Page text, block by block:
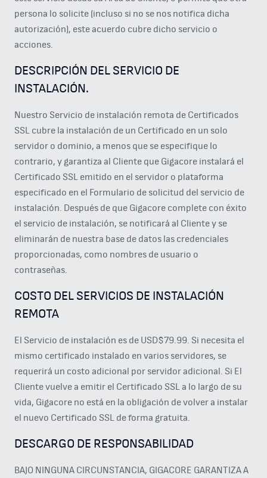
persona lo solicite (incluso si no se nos notifica dicha
autorización), este acuerdo cubre dicho servicio o
acciones.
DESCRIPCIÓN DEL SERVICIO DE
INSTALACIÓN.
Nuestro Servicio de instalación remota de Certificados
SSL cubre la instalación de un Certificado en un solo
servidor o dominio, a menos que se especifique lo
contrario, y garantiza al Cliente que Gigacore instalará el
Certificado SSL emitido en el servidor o plataforma
especificado en el Formulario de solicitud del servicio de
instalación. Después de que Gigacore complete con éxito
el servicio de instalación, se notificará al Cliente y se
eliminarán de nuestra base de datos las credenciales
proporcionadas, como nombres de usuario o
contraseñas.
COSTO DEL SERVICIOS DE INSTALACIÓN
REMOTA
El Servicio de instalación es de USD$79.99. Si necesita el
mismo certificado instalado en varios servidores, se
requerirá un costo adicional por servidor adicional. Si El
Cliente vuelve a emitir el Certificado SSL a lo largo de su
vida, Gigacore no está en la obligación de volver a instalar
el nuevo Certificado SSL de forma gratuita.
DESCARGO DE RESPONSABILIDAD
BAJO NINGUNA CIRCUNSTANCIA, GIGACORE GARANTIZA A